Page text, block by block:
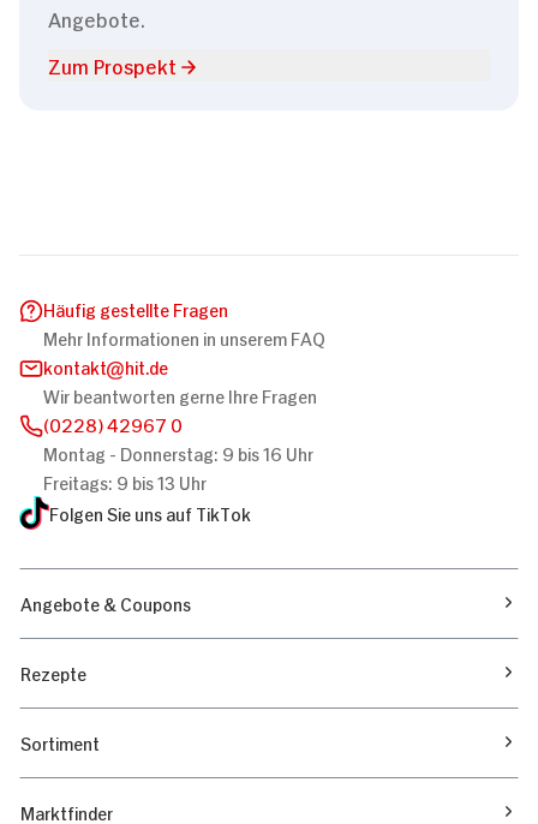
Angebote.
Zum Prospekt
Häufig gestellte Fragen
Mehr Informationen in unserem FAQ
kontakt
hit.de
Wir beantworten gerne Ihre Fragen
(0228) 42967 0
Montag - Donnerstag: 9 bis 16 Uhr
Freitags: 9 bis 13 Uhr
Folgen Sie uns auf TikTok
Angebote & Coupons
Rezepte
Sortiment
Marktfinder